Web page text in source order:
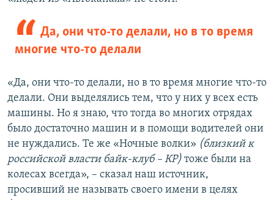
Да, они что-то делали, но в то время
многие что-то делали
«Да, они что-то делали, но в то время многие что-то
делали. Они выделялись тем, что у них у всех есть
машины. Но я знаю, что тогда во многих отрядах
было достаточно машин и в помощи водителей они
не нуждались. Те же «Ночные волки» (близкий к
российской власти байк-клуб – КР) тоже были на
колесах всегда», – сказал наш источник,
просивший не называть своего имени в целях